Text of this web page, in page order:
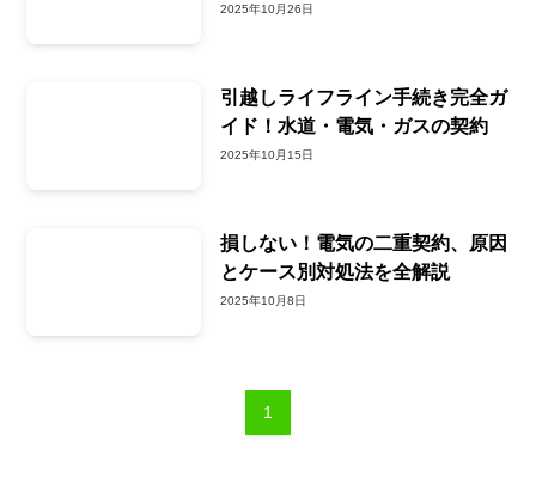
2025年10月26日
引越しライフライン手続き完全ガ
イド！水道・電気・ガスの契約
2025年10月15日
損しない！電気の二重契約、原因
とケース別対処法を全解説
2025年10月8日
1